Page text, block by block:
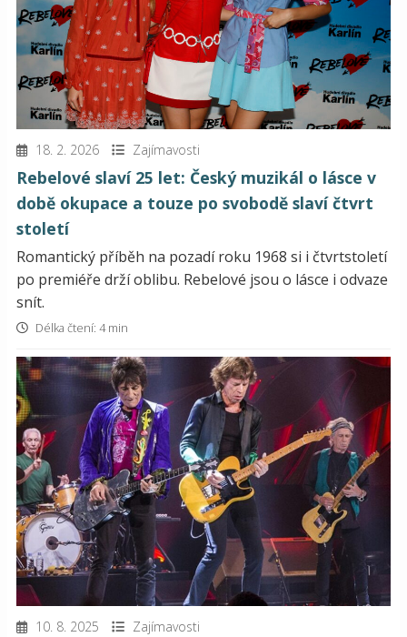
18. 2. 2026 Zajímavosti
Rebelové slaví 25 let: Český muzikál o lásce v
době okupace a touze po svobodě slaví čtvrt
století
Romantický příběh na pozadí roku 1968 si i čtvrtstoletí
po premiéře drží oblibu. Rebelové jsou o lásce i odvaze
snít.
Délka čtení: 4 min
10. 8. 2025 Zajímavosti